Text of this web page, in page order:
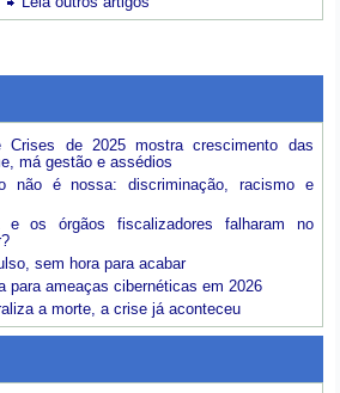
Crises de 2025 mostra crescimento das
má gestão e assédios
não é nossa: discriminação, racismo e
os órgãos fiscalizadores falharam no
sem hora para acabar
para ameaças cibernéticas em 2026
a morte, a crise já aconteceu